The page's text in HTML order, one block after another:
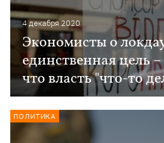
4 декабря 2020
Экономисты о
единственная цель –
что власть "что-то
ПОЛИТИКА